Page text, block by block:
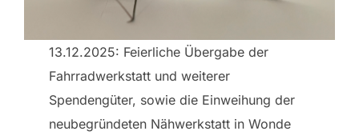
13.12.2025: Feierliche Übergabe der
Fahrradwerkstatt und weiterer
Spendengüter, sowie die Einweihung der
neubegründeten Nähwerkstatt in Wonde